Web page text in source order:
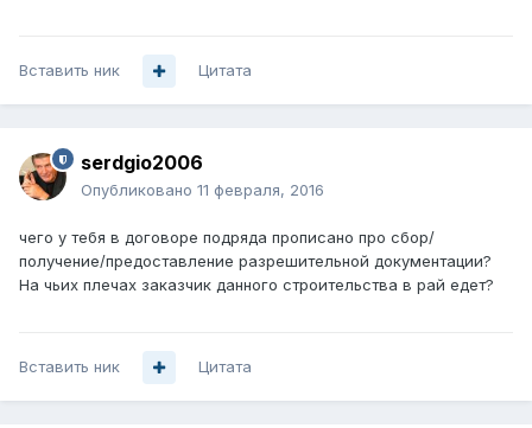
Вставить ник Цитата
serdgio2006
Опубликовано 11 февраля, 2016
чего у тебя в договоре подряда прописано про сбор/
получение/предоставление разрешительной документации?
На чьих плечах заказчик данного строительства в рай едет?
Вставить ник Цитата